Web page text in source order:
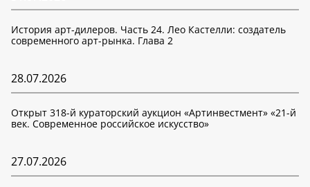
История арт-дилеров. Часть 24. Лео Кастелли: создатель
современного арт-рынка. Глава 2
28.07.2026
Открыт 318-й кураторский аукцион «Артинвестмент» «21-й
век. Современное российское искусство»
27.07.2026